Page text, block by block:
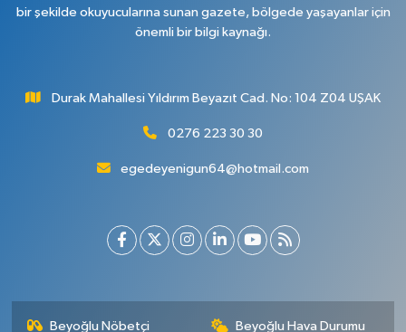
bir şekilde okuyucularına sunan gazete, bölgede yaşayanlar için
önemli bir bilgi kaynağı.
Durak Mahallesi Yıldırım Beyazıt Cad. No: 104 Z04 UŞAK
0276 223 30 30
egedeyenigun64@hotmail.com
Beyoğlu Nöbetçi Beyoğlu Hava Durumu